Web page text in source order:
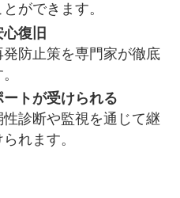
ができます。
復旧
防止策を専門家が徹底
トが受けられる
診断や監視を通じて継
れます。